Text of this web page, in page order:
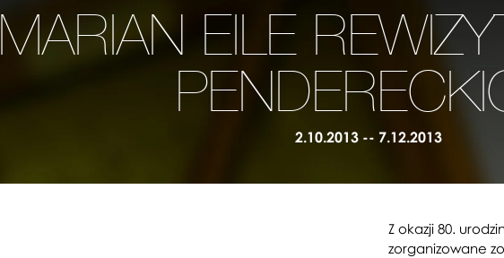
MARIAN EILE
2.10.2013 -- 7.12.2013
Z okazji 80.
zorganizowane